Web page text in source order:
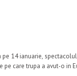
14 ianuarie,
pe care trupa a avut-o in